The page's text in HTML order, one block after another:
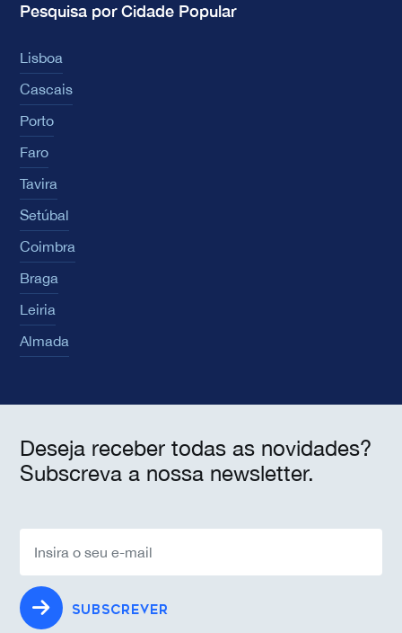
Pesquisa por Cidade Popular
Lisboa
Cascais
Porto
Faro
Tavira
Setúbal
Coimbra
Braga
Leiria
Almada
Deseja receber todas as novidades?
Subscreva a nossa newsletter.
SUBSCREVER